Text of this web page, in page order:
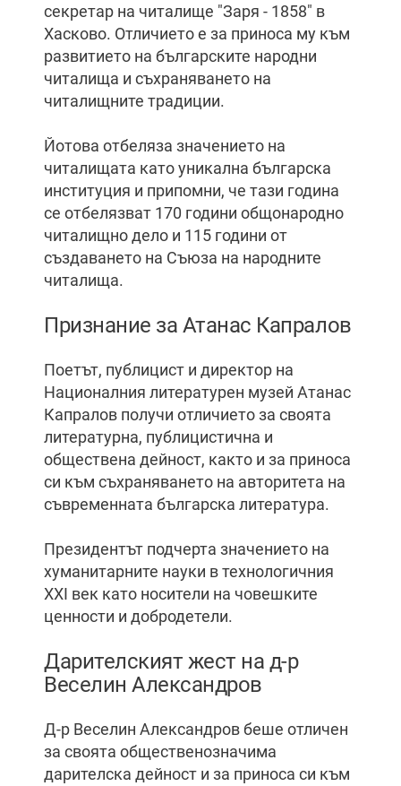
секретар на читалище "Заря - 1858" в
Хасково. Отличието е за приноса му към
развитието на българските народни
читалища и съхраняването на
читалищните традиции.
Йотова отбеляза значението на
читалищата като уникална българска
институция и припомни, че тази година
се отбелязват 170 години общонародно
читалищно дело и 115 години от
създаването на Съюза на народните
читалища.
Признание за Атанас Капралов
Поетът, публицист и директор на
Националния литературен музей Атанас
Капралов получи отличието за своята
литературна, публицистична и
обществена дейност, както и за приноса
си към съхраняването на авторитета на
съвременната българска литература.
Президентът подчерта значението на
хуманитарните науки в технологичния
XXI век като носители на човешките
ценности и добродетели.
Дарителският жест на д-р
Веселин Александров
Д-р Веселин Александров беше отличен
за своята общественозначима
дарителска дейност и за приноса си към